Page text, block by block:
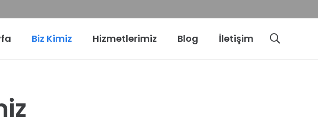
Biz Kimiz Hizmetlerimiz Blog İletişim